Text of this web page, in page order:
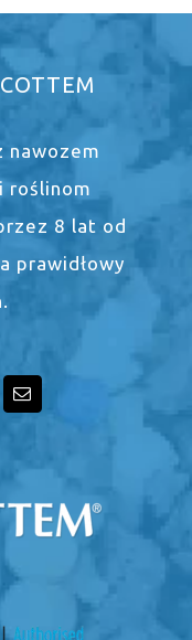
nawozem
roślinom
8 lat od
prawidłowy